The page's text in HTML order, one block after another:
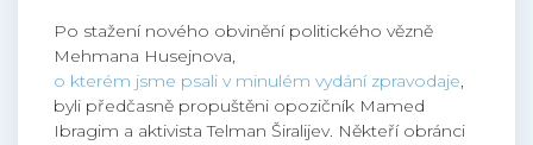
Po stažení nového obvinění politického vězně
Mehmana Husejnova,
o kterém jsme psali v minulém vydání zpravodaje,
byli předčasně propuštěni opozičník Mamed
Ibragim a aktivista Telman Širalijev. Někteří obránci